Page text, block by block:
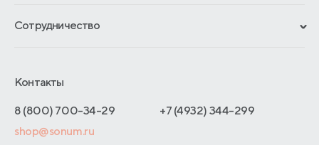
Отзывы покупателей
Обмен и возврат
Как оформить заказ
Адреса магазинов
Договор-оферты
Сотрудничество
Отельерам
Оптовые продажи
Контакты
8 (800) 700-34-29
+7 (4932) 344-299
shop@sonum.ru